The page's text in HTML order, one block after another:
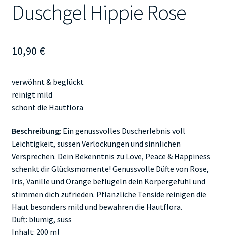
Duschgel Hippie Rose
10,90 €
verwöhnt & beglückt
reinigt mild
schont die Hautflora
Beschreibung: Ein genussvolles Duscherlebnis voll
Leichtigkeit, süssen Verlockungen und sinnlichen
Versprechen. Dein Bekenntnis zu Love, Peace & Happiness
schenkt dir Glücksmomente! Genussvolle Düfte von Rose,
Iris, Vanille und Orange beflügeln dein Körpergefühl und
stimmen dich zufrieden. Pflanzliche Tenside reinigen die
Haut besonders mild und bewahren die Hautflora.
Duft: blumig, süss
Inhalt: 200 ml